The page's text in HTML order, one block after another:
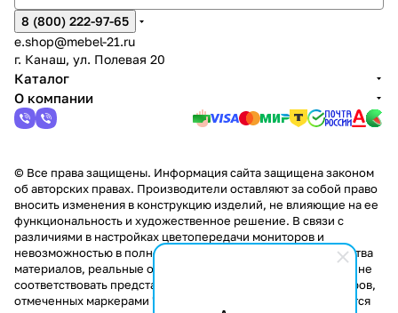
8 (800) 222-97-65
e.shop@mebel-21.ru
г. Канаш, ул. Полевая 20
Каталог
О компании
© Все права защищены. Информация сайта защищена законом
об авторских правах. Производители оставляют за собой право
вносить изменения в конструкцию изделий, не влияющие на ее
функциональность и художественное решение. В связи с
различиями в настройках цветопередачи мониторов и
невозможностью в полной мере передать некоторые свойства
материалов, реальные оттенки и текстуры продукции могут не
соответствовать представленным на сайте. Стоимость товаров,
отмеченных маркерами "Скидка!" и "Акция!" распространяется